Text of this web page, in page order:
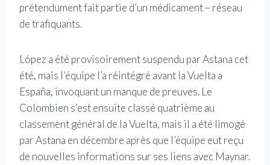
prétendument fait partie d’un médicament – réseau
de trafiquants.
López a été provisoirement suspendu par Astana cet
été, mais l’équipe l’a réintégré avant la Vuelta a
España, invoquant un manque de preuves. Le
Colombien s’est ensuite classé quatrième au
classement général de la Vuelta, mais il a été limogé
par Astana en décembre après que l’équipe eut reçu
de nouvelles informations sur ses liens avec Maynar.